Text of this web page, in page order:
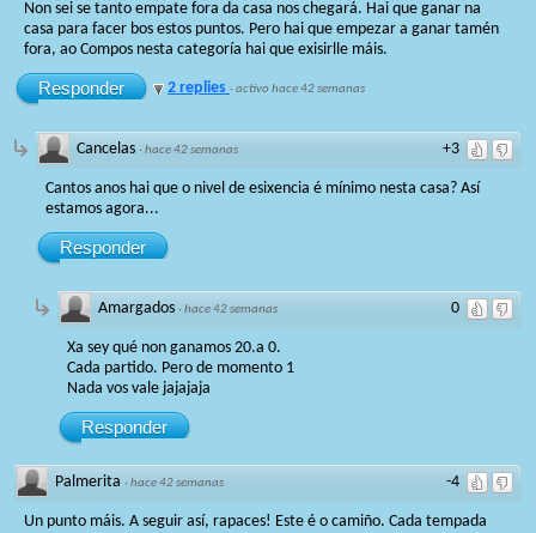
Non sei se tanto empate fora da casa nos chegará. Hai que ganar na
casa para facer bos estos puntos. Pero hai que empezar a ganar tamén
fora, ao Compos nesta categoría hai que exisirlle máis.
Responder 2 replies ·activo hace 42 semanas
+3
Cancelas ·hace 42 semanas
Cantos anos hai que o nivel de esixencia é mínimo nesta casa? Así
estamos agora...
Responder
0
Amargados ·hace 42 semanas
Xa sey qué non ganamos 20.a 0.
Cada partido. Pero de momento 1
Nada vos vale jajajaja
Responder
-4
Palmerita ·hace 42 semanas
Un punto máis. A seguir así, rapaces! Este é o camiño. Cada tempada